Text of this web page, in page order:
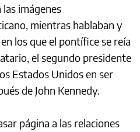
las imágenes
mientras hablaban y
los que el pontífice se reía
el segundo presidente
Estados Unidos en ser
de John Kennedy.
página a las relaciones